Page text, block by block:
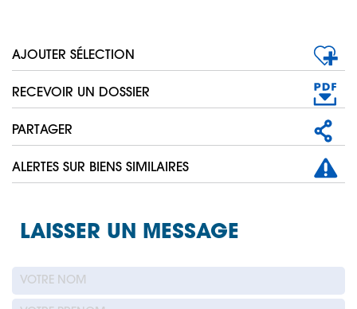
AJOUTER SÉLECTION
RECEVOIR UN DOSSIER
PARTAGER
ALERTES SUR BIENS SIMILAIRES
LAISSER UN MESSAGE